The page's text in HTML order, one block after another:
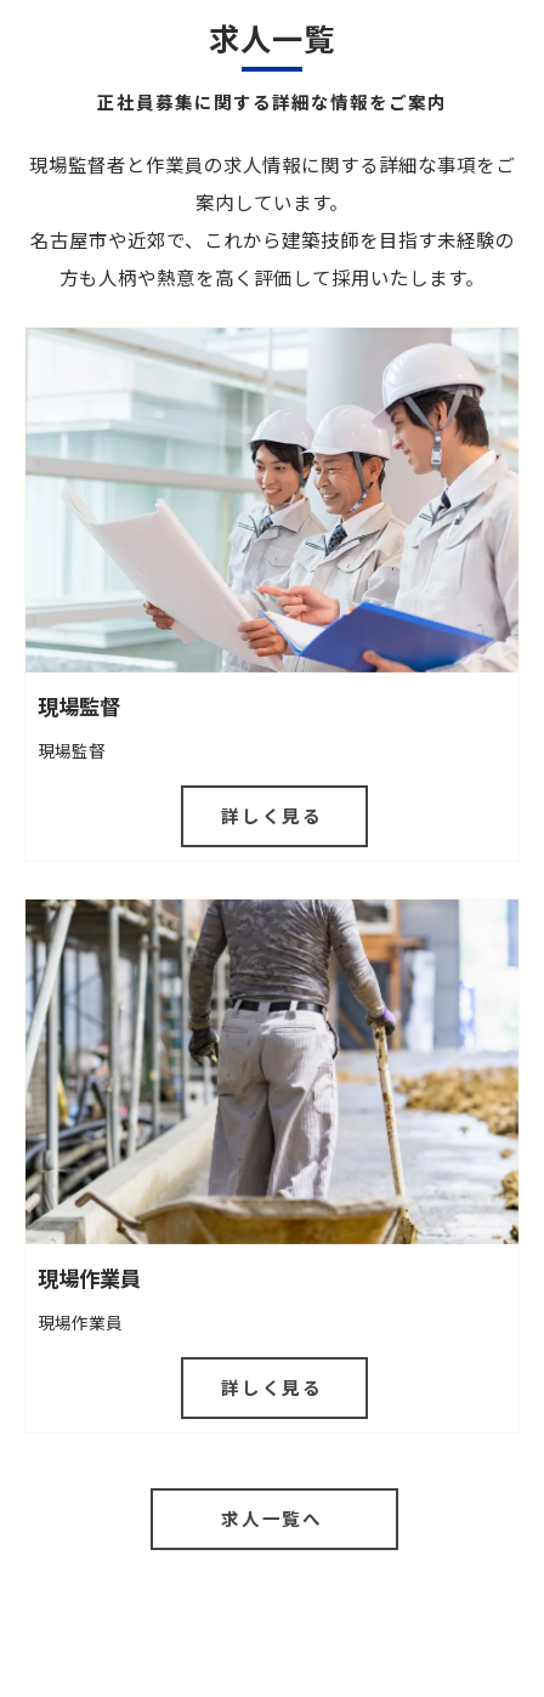
正社員募集に関する詳細な情報をご案内
求人一覧
現場監督者と作業員の求人情報に関する詳細な事項をご
案内しています。
名古屋市や近郊で、これから建築技師を目指す未経験の
方も人柄や熱意を高く評価して採用いたします。
現場監督
現場監督
詳しく見る
現場作業員
現場作業員
詳しく見る
求人一覧へ